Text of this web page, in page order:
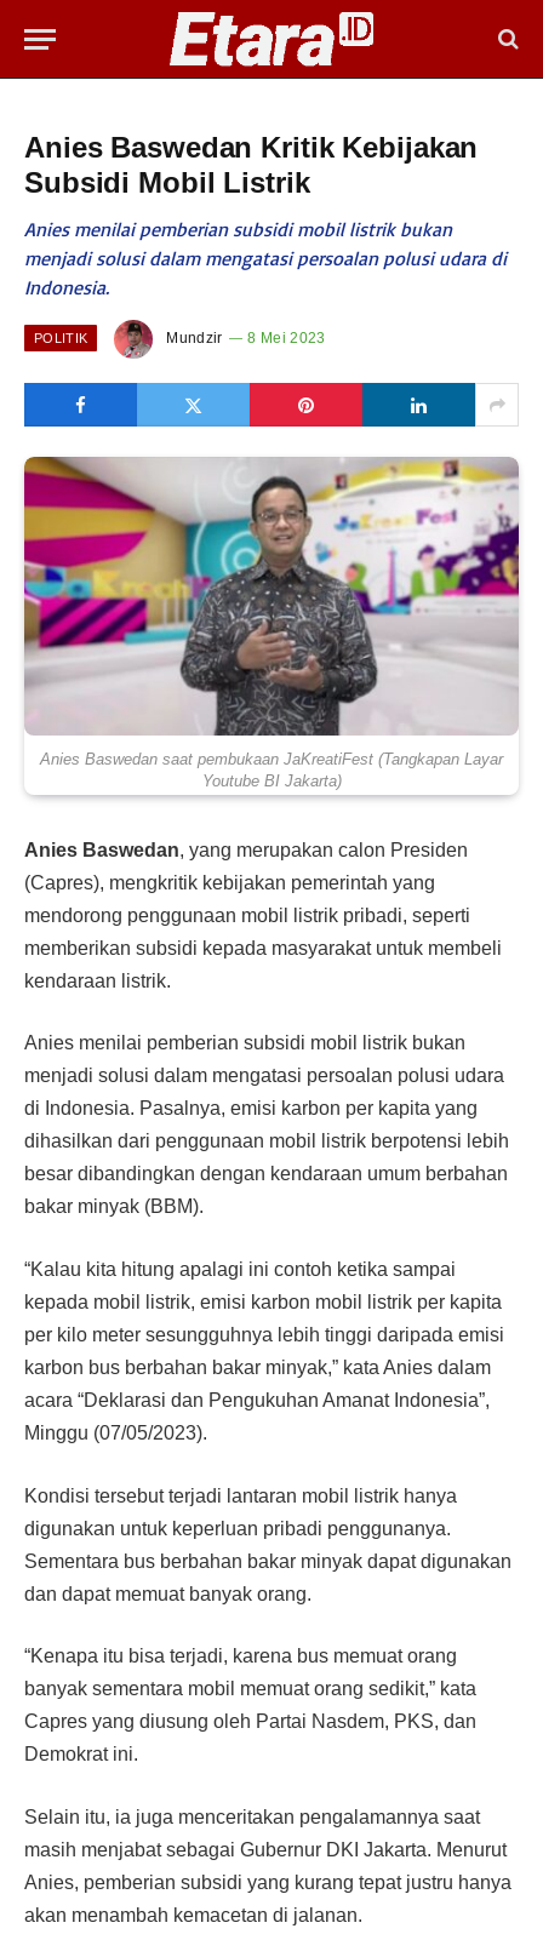
Anies Baswedan Kritik Kebijakan
Subsidi Mobil Listrik
Anies menilai pemberian subsidi mobil listrik bukan
menjadi solusi dalam mengatasi persoalan polusi udara di
Indonesia.
POLITIK Mundzir 8 Mei 2023
Anies Baswedan saat pembukaan JaKreatiFest (Tangkapan Layar
Youtube BI Jakarta)
Anies Baswedan, yang merupakan calon Presiden
(Capres), mengkritik kebijakan pemerintah yang
mendorong penggunaan mobil listrik pribadi, seperti
memberikan subsidi kepada masyarakat untuk membeli
kendaraan listrik.
Anies menilai pemberian subsidi mobil listrik bukan
menjadi solusi dalam mengatasi persoalan polusi udara
di Indonesia. Pasalnya, emisi karbon per kapita yang
dihasilkan dari penggunaan mobil listrik berpotensi lebih
besar dibandingkan dengan kendaraan umum berbahan
bakar minyak (BBM).
“Kalau kita hitung apalagi ini contoh ketika sampai
kepada mobil listrik, emisi karbon mobil listrik per kapita
per kilo meter sesungguhnya lebih tinggi daripada emisi
karbon bus berbahan bakar minyak,” kata Anies dalam
acara “Deklarasi dan Pengukuhan Amanat Indonesia”,
Minggu (07/05/2023).
Kondisi tersebut terjadi lantaran mobil listrik hanya
digunakan untuk keperluan pribadi penggunanya.
Sementara bus berbahan bakar minyak dapat digunakan
dan dapat memuat banyak orang.
“Kenapa itu bisa terjadi, karena bus memuat orang
banyak sementara mobil memuat orang sedikit,” kata
Capres yang diusung oleh Partai Nasdem, PKS, dan
Demokrat ini.
Selain itu, ia juga menceritakan pengalamannya saat
masih menjabat sebagai Gubernur DKI Jakarta. Menurut
Anies, pemberian subsidi yang kurang tepat justru hanya
akan menambah kemacetan di jalanan.